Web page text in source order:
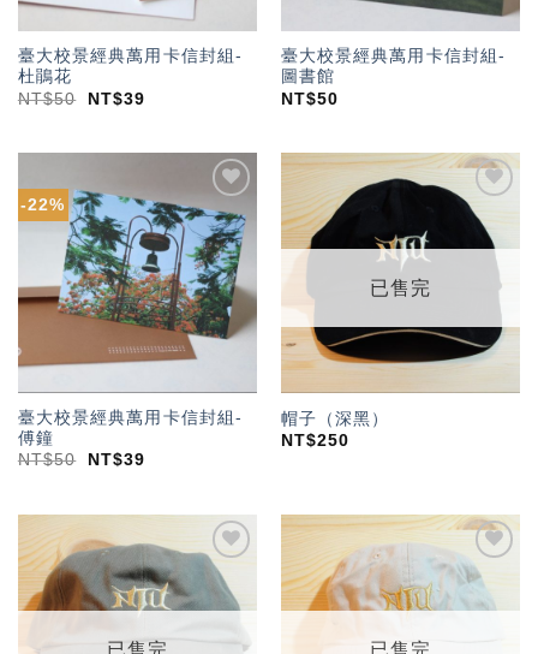
臺大校景經典萬用卡信封組-
杜鵑花
NT$50 NT$39
臺大校景經典萬用卡信封組-
圖書館
NT$50
-22%
加入
「願
望輕
單」
臺大校景經典萬用卡信封組-
傅鐘
NT$50 NT$39
加入
「願
望輕
單」
已售完
帽子（深黑）
NT$250
加入
「願
望輕
已售完
加入
望輕
已售完